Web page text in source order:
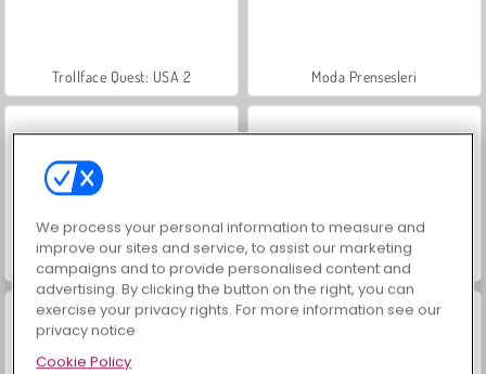
Trollface Quest: USA 2 Moda Prensesleri
Mücevher Bahçesi Hikayesi Masha and the Bear: Meadows
We process your personal information to measure and
improve our sites and service, to assist our marketing
campaigns and to provide personalised content and
advertising. By clicking the button on the right, you can
exercise your privacy rights. For more information see our
privacy notice
Cookie Policy